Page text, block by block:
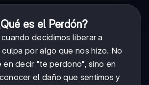
es el Perdón?
decidimos liberar a
por algo que nos hizo. No
en decir "te perdono", sino en
el daño que sentimos y